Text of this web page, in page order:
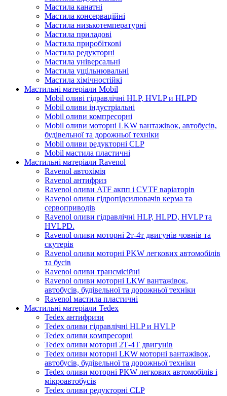
Мастила канатні
Мастила консерваційні
Мастила низькотемпературні
Мастила приладові
Мастила приробіткові
Мастила редукторні
Мастила універсальні
Мастила ущільнювальні
Мастила хімічностійкі
Мастильні матеріали Mobil
Mobil оливі гідравлічні HLP, HVLP и HLPD
Mobil оливи індустріальні
Mobil оливи компресорні
Mobil оливи моторні LKW вантажівок, автобусів,
будівельної та дорожньої техніки
Mobil оливи редукторні CLP
Mobil мастила пластичні
Мастильні матеріали Ravenol
Ravenol автохімія
Ravenol антифриз
Ravenol оливи ATF акпп і CVTF варіаторів
Ravenol оливи гідропідсилювачів керма та
сервоприводів
Ravenol оливи гідравлічні HLP, HLPD, HVLP та
HVLPD.
Ravenol оливи моторні 2т-4т двигунів човнів та
скутерів
Ravenol оливи моторні PKW легкових автомобілів
та бусів
Ravenol оливи трансмісійні
Ravenol оливи моторні LKW вантажівок,
автобусів, будівельної та дорожньої техніки
Ravenol мастила пластичні
Мастильні матеріали Tedex
Tedex антифризи
Tedex оливи гідравлічні HLP и HVLP
Tedex оливи компресорні
Tedex оливи моторні 2Т-4Т двигунів
Tedex оливи моторні LKW моторні вантажівок,
автобусів, будівельної та дорожньої техніки
Tedex оливи моторні PKW легкових автомобілів і
мікроавтобусів
Tedex оливи редукторні CLP